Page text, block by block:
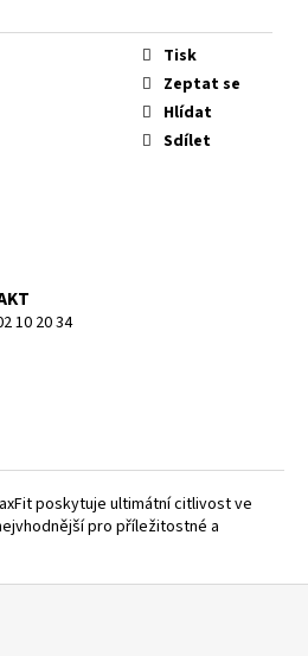
Tisk
Zeptat se
Hlídat
Sdílet
10 20 34
poskytuje ultimátní citlivost ve
pro příležitostné a